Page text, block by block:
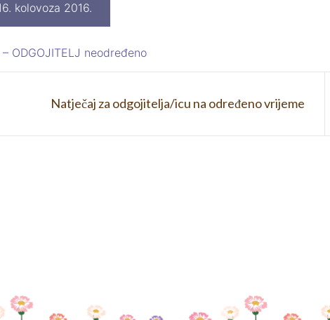
kolovoza 2016.
ODGOJITELJ neodređeno
Natječaj za odgojitelja/icu na određeno vrijeme